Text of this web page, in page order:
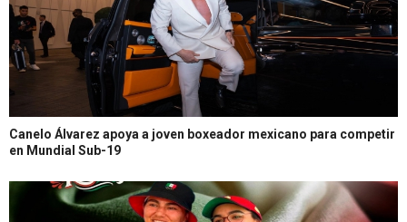
Canelo Álvarez apoya a joven boxeador mexicano para competir
en Mundial Sub-19